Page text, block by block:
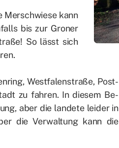
Mer­sch­wie­se kann
bis zur Gro­ner
So lässt sich
West­fa­len­stra­ße, Post-
zu fah­ren. In die­sem Be­
aber die lan­de­te lei­der in
die Ver­wal­tung kann die